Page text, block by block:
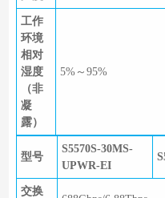
工作
环境
相对
湿度
（非
凝
露）
5%～95%
型号
S5570S-30MS-
UPWR-EI
交换